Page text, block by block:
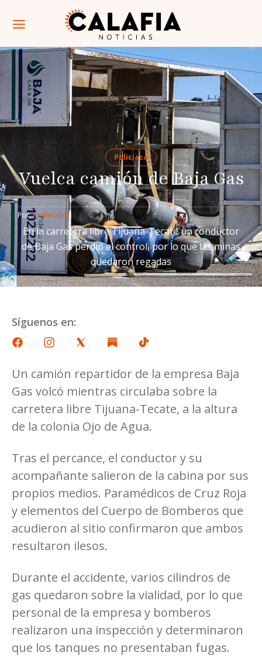
Policiaca
Vuelca camión de Baja Gas
Por: Redacción
En la carretera libre Tijuana-Tecate un conductor
de Baja Gas perdió el control, por lo que las minas
quedaron regadas
Síguenos en:
Un camión repartidor de la empresa Baja
Gas volcó mientras circulaba sobre la
carretera libre Tijuana-Tecate, a la altura
de la colonia Ojo de Agua.
Tras el percance, el conductor y su
acompañante salieron de la cabina por sus
propios medios. Paramédicos de Cruz Roja
y elementos del Cuerpo de Bomberos que
acudieron al sitio confirmaron que ambos
resultaron ilesos.
Durante el accidente, varios cilindros de
gas quedaron sobre la vialidad, por lo que
personal de la empresa y bomberos
realizaron una inspección y determinaron
que los tanques no presentaban fugas.